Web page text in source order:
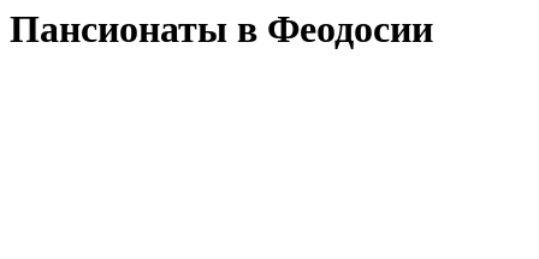
Пансионаты в Феодосии